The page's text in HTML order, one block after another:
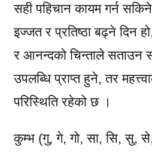
सही पहिचान कायम गर्न
इज्जत र प्रतिष्ठा बढ्ने दिन
र आनन्दको चिन्ताले सताउन
उपलब्धि प्राप्त हुने, तर
परिस्थिति रहेको छ ।
कुम्भ (गु, गे, गो, सा, सि, सु,